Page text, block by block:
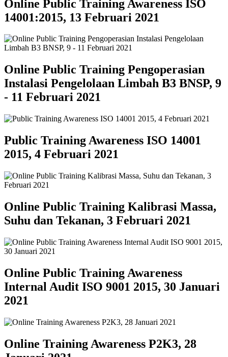
Online Public Training Awareness ISO
14001:2015, 13 Februari 2021
Online Public Training Pengoperasian
Instalasi Pengelolaan Limbah B3 BNSP, 9
- 11 Februari 2021
Public Training Awareness ISO 14001
2015, 4 Februari 2021
Online Public Training Kalibrasi Massa,
Suhu dan Tekanan, 3 Februari 2021
Online Public Training Awareness
Internal Audit ISO 9001 2015, 30 Januari
2021
Online Training Awareness P2K3, 28